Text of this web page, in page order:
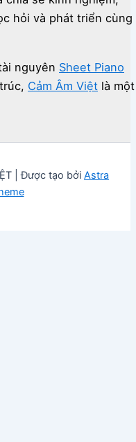
hỏi và phát triển cùng
nguyên Sheet Piano
Cảm Âm Việt là một
| Được tạo bởi Astra